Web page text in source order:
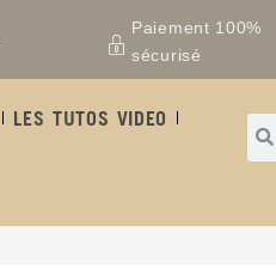
Paiement 100%
sécurisé
LES TUTOS VIDEO